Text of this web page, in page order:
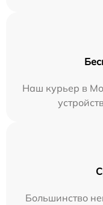
Наш курьер в
Большинство